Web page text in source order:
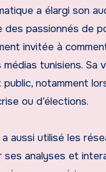
a élargi son
des passionnés de
invitée à
médias tunisiens. Sa
notamment
ou d’élections.
aussi utilisé les
ses analyses et